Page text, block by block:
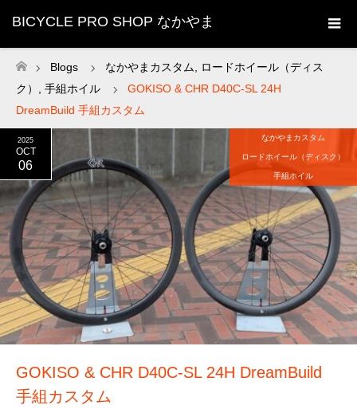
BICYCLE PRO SHOP なかやま
ホーム
Blogs なかやまカスタム
ロードホイール（ディス
ク）
手組ホイル
GOKISO & CHR D40C-SL 24H
DreamBuild 手組カスタム
2025
OCT
06
なかやまカスタム
ロードホイール（ディスク）
手組ホイル
GOKISO & CHR D40C-SL 24H DreamBuild
手組カスタム